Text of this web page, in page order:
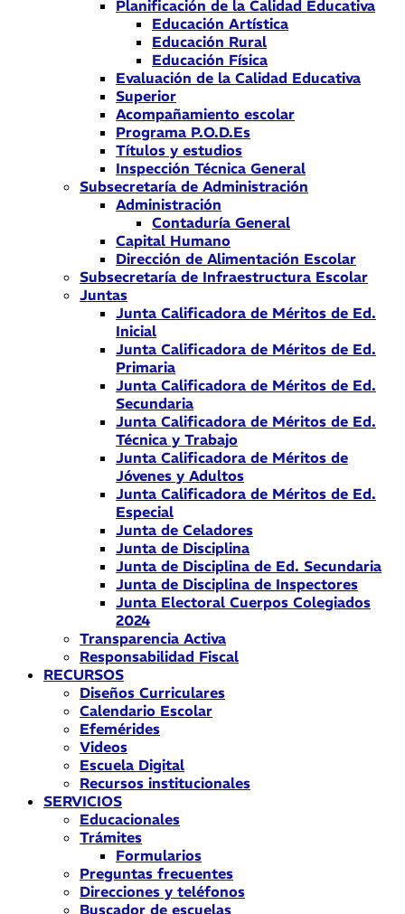
Planificación de la Calidad Educativa
Educación Artística
Educación Rural
Educación Física
Evaluación de la Calidad Educativa
Superior
Acompañamiento escolar
Programa P.O.D.Es
Títulos y estudios
Inspección Técnica General
Subsecretaría de Administración
Administración
Contaduría General
Capital Humano
Dirección de Alimentación Escolar
Subsecretaría de Infraestructura Escolar
Juntas
Junta Calificadora de Méritos de Ed.
Inicial
Junta Calificadora de Méritos de Ed.
Primaria
Junta Calificadora de Méritos de Ed.
Secundaria
Junta Calificadora de Méritos de Ed.
Técnica y Trabajo
Junta Calificadora de Méritos de
Jóvenes y Adultos
Junta Calificadora de Méritos de Ed.
Especial
Junta de Celadores
Junta de Disciplina
Junta de Disciplina de Ed. Secundaria
Junta de Disciplina de Inspectores
Junta Electoral Cuerpos Colegiados
2024
Transparencia Activa
Responsabilidad Fiscal
RECURSOS
Diseños Curriculares
Calendario Escolar
Efemérides
Videos
Escuela Digital
Recursos institucionales
SERVICIOS
Educacionales
Trámites
Formularios
Preguntas frecuentes
Direcciones y teléfonos
Buscador de escuelas